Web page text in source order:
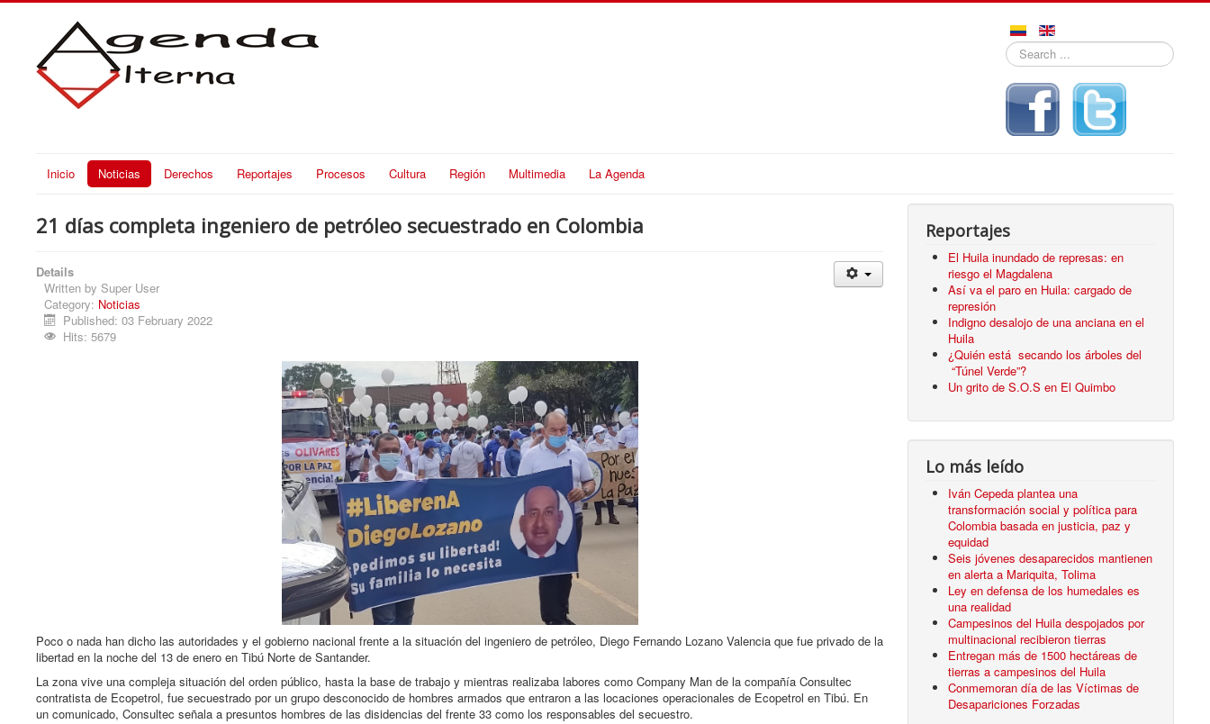
Search
...
Inicio Noticias Derechos Reportajes Procesos Cultura Región Multimedia La Agenda
21 días completa ingeniero de petróleo secuestrado en Colombia
Details
Written by Super User
Category: Noticias
Published: 03 February 2022
Hits: 5679
Poco o nada han dicho las autoridades y el gobierno nacional frente a la situación del ingeniero de petróleo, Diego Fernando Lozano Valencia que fue privado de la
libertad en la noche del 13 de enero en Tibú Norte de Santander.
La zona vive una compleja situación del orden público, hasta la base de trabajo y mientras realizaba labores como Company Man de la compañía Consultec
contratista de Ecopetrol, fue secuestrado por un grupo desconocido de hombres armados que entraron a las locaciones operacionales de Ecopetrol en Tibú. En
un comunicado, Consultec señala a presuntos hombres de las disidencias del frente 33 como los responsables del secuestro.
Reportajes
El Huila inundado de represas: en
riesgo el Magdalena
Así va el paro en Huila: cargado de
represión
Indigno desalojo de una anciana en el
Huila
¿Quién está secando los árboles del
“Túnel Verde”?
Un grito de S.O.S en El Quimbo
Lo más leído
Iván Cepeda plantea una
transformación social y política para
Colombia basada en justicia, paz y
equidad
Seis jóvenes desaparecidos mantienen
en alerta a Mariquita, Tolima
Ley en defensa de los humedales es
una realidad
Campesinos del Huila despojados por
multinacional recibieron tierras
Entregan más de 1500 hectáreas de
tierras a campesinos del Huila
Conmemoran día de las Víctimas de
Desapariciones Forzadas